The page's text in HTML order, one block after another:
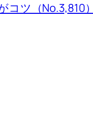
ツ（No.3,810）